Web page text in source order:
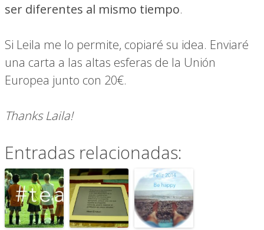
ser diferentes al mismo tiempo.
Si Leila me lo permite, copiaré su idea. Enviaré
una carta a las altas esferas de la Unión
Europea junto con 20€.
Thanks Laila!
Entradas relacionadas: